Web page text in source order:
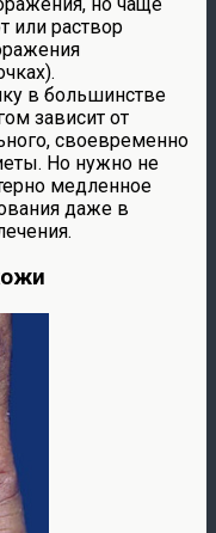
или раствор
в большинстве
зависит от
своевременно
Но нужно не
медленное
даже в